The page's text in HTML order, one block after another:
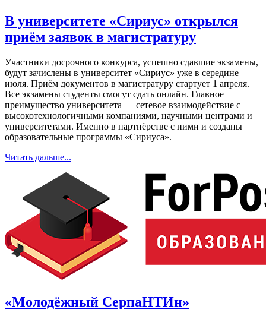
В университете «Сириус» открылся
приём заявок в магистратуру
Участники досрочного конкурса, успешно сдавшие экзамены,
будут зачислены в университет «Сириус» уже в середине
июля. Приём документов в магистратуру стартует 1 апреля.
Все экзамены студенты смогут сдать онлайн. Главное
преимущество университета — сетевое взаимодействие с
высокотехнологичными компаниями, научными центрами и
университетами. Именно в партнёрстве с ними и созданы
образовательные программы «Сириуса».
Читать дальше...
«Молодёжный СерпаНТИн»